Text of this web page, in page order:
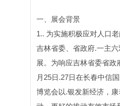
一、展会背景
1.. 为实施积极应对人口
吉林省委、省政府.一主
展。为响应吉林省委省
月25日.27日在长春中信
博览会以.银发新经济，